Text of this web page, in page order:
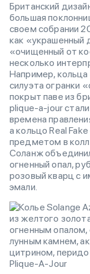
Британский
большая
своем собрании
как «украшенный
«очищенный от
несколько
Например,
силуэта огранки
покрыт паве из
plique-a-jour
времена
а кольцо Real
предметом в
Соланж
огненный опал,
розовый кварц с
эмали.